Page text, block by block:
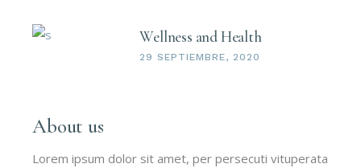
Wellness and Health
29 SEPTIEMBRE, 2020
About us
Lorem ipsum dolor sit amet, per persecuti vituperata